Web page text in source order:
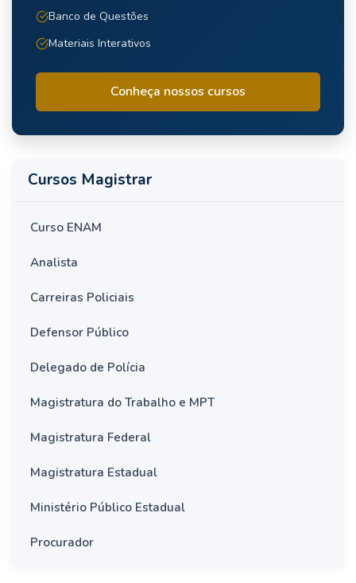
Banco de Questões
Materiais Interativos
Conheça nossos cursos
Cursos Magistrar
Curso ENAM
Analista
Carreiras Policiais
Defensor Público
Delegado de Polícia
Magistratura do Trabalho e MPT
Magistratura Federal
Magistratura Estadual
Ministério Público Estadual
Procurador